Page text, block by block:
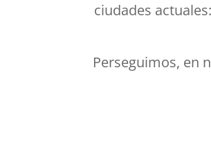
ciudades actuales:
Perseguimos, en